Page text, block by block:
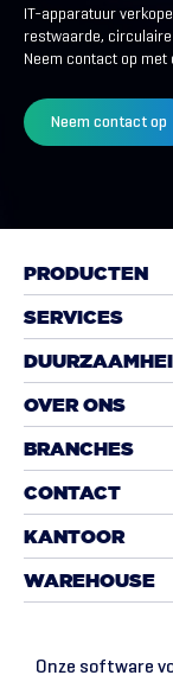
IT-apparatuur
restwaarde,
Neem contact op
Neem contact op
PRODUCTEN
SERVICES
OVER ONS
BRANCHES
CONTACT
KANTOOR
WAREHOUSE
Onze software